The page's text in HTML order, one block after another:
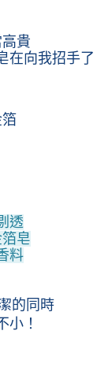
貴
在向我招手了
透
皂
料
的同時
小！